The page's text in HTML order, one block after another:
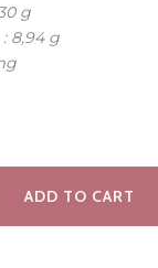
g
8,94 g
ADD TO CART